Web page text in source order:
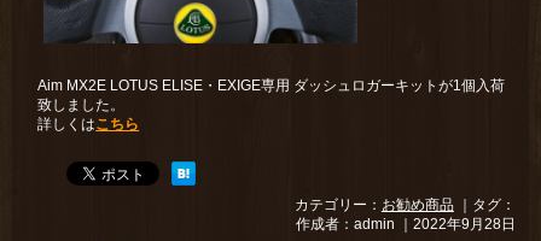
Aim MX2E LOTUS ELISE・EXIGE専用 ダッシュロガーキットが1個入荷
致しました。
詳しくはこちら
カテゴリー： お勧め商品｜タグ：
作成者：admin ｜2022年9月28日